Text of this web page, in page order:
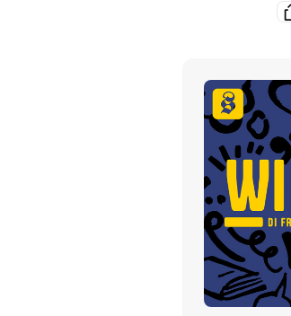
Ok Boomer!
Altrecose
Mondiali